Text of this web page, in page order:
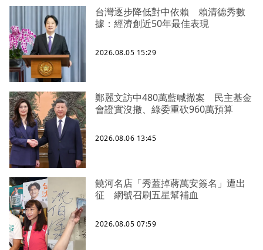
台灣逐步降低對中依賴 賴清德秀數
據：經濟創近50年最佳表現
2026.08.05 15:29
鄭麗文訪中480萬藍喊撤案 民主基金
會證實沒撤、綠委重砍960萬預算
2026.08.06 13:45
饒河名店「秀蓋掉蔣萬安簽名」遭出
征 網號召刷五星幫補血
2026.08.05 07:59